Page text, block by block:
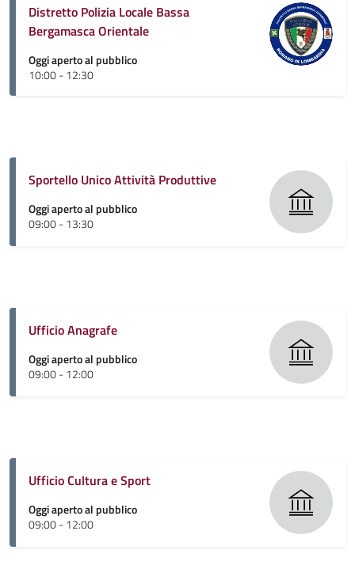
Distretto Polizia Locale Bassa
Bergamasca Orientale
Oggi aperto al pubblico
10:00 - 12:30
Sportello Unico Attività Produttive
Oggi aperto al pubblico
09:00 - 13:30
Ufficio Anagrafe
Oggi aperto al pubblico
09:00 - 12:00
Ufficio Cultura e Sport
Oggi aperto al pubblico
09:00 - 12:00